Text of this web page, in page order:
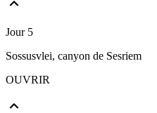
Jour 5
Sossusvlei, canyon de Sesriem
OUVRIR